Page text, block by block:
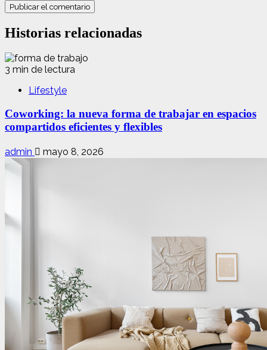
Historias relacionadas
3 min de lectura
Lifestyle
Coworking: la nueva forma de trabajar en espacios
compartidos eficientes y flexibles
admin mayo 8, 2026